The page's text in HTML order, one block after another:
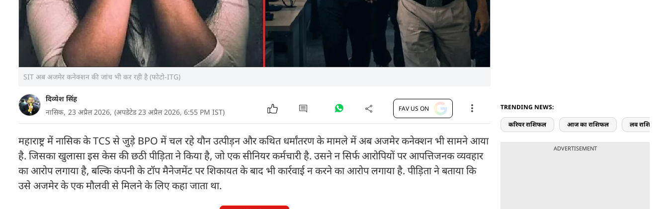
SIT अब अजमेर कनेक्शन की जांच भी कर रही है (फोटो-ITG)
दिव्येश सिंह
नासिक, 23 अप्रैल 2026, (अपडेटेड 23 अप्रैल 2026, 6:55 PM IST) FAV US ON
महाराष्ट्र में नासिक के TCS से जुड़े BPO में चल रहे यौन उत्पीड़न और कथित धर्मांतरण के मामले में अब अजमेर कनेक्शन भी सामने आया
है. जिसका खुलासा इस केस की छठी पीड़िता ने किया है, जो एक सीनियर कर्मचारी है. उसने न सिर्फ आरोपियों पर आपत्तिजनक व्यवहार
का आरोप लगाया है, बल्कि कंपनी के टॉप मैनेजमेंट पर शिकायत के बाद भी कार्रवाई न करने का आरोप लगाया है. पीड़िता ने बताया कि
उसे अजमेर के एक मौलवी से मिलने के लिए कहा जाता था.
TRENDING NEWS:
करियर राशिफल आज का राशिफल लव राशिफल
ADVERTISEMENT